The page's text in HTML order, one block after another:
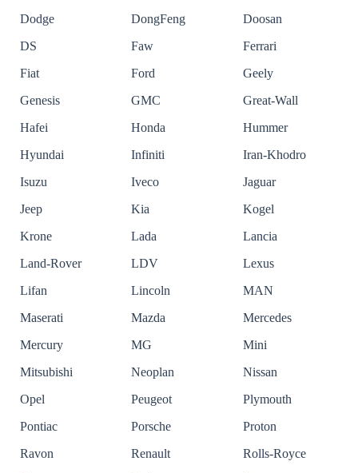
Dodge
DongFeng
Doosan
DS
Faw
Ferrari
Fiat
Ford
Geely
Genesis
GMC
Great-Wall
Hafei
Honda
Hummer
Hyundai
Infiniti
Iran-Khodro
Isuzu
Iveco
Jaguar
Jeep
Kia
Kogel
Krone
Lada
Lancia
Land-Rover
LDV
Lexus
Lifan
Lincoln
MAN
Maserati
Mazda
Mercedes
Mercury
MG
Mini
Mitsubishi
Neoplan
Nissan
Opel
Peugeot
Plymouth
Pontiac
Porsche
Proton
Ravon
Renault
Rolls-Royce